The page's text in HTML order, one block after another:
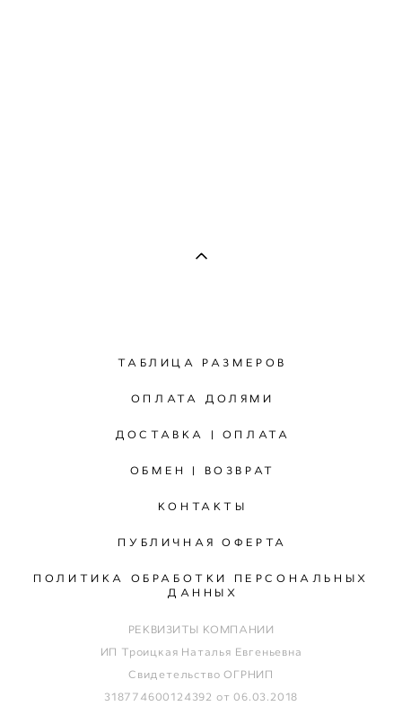
ТАБЛИЦА РАЗМЕРОВ
ОПЛАТА ДОЛЯМИ
ДОСТАВКА | ОПЛАТА
ОБМЕН | ВОЗВРАТ
КОНТАКТЫ
ПУБЛИЧНАЯ ОФЕРТА
ПОЛИТИКА ОБРАБОТКИ ПЕРСОНАЛЬНЫХ
ДАННЫХ
РЕКВИЗИТЫ КОМПАНИИ
ИП Троицкая Наталья Евгеньевна
Свидетельство ОГРНИП
318774600124392 от 06.03.2018